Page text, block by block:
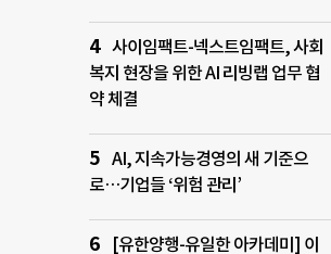
사이임팩트-넥스트임팩트, 사회
복지 현장을 위한 AI 리빙랩 업무 협
약 체결
AI, 지속가능경영의 새 기준으
로…기업들 ‘위험 관리’
[유한양행-유일한 아카데미] 이